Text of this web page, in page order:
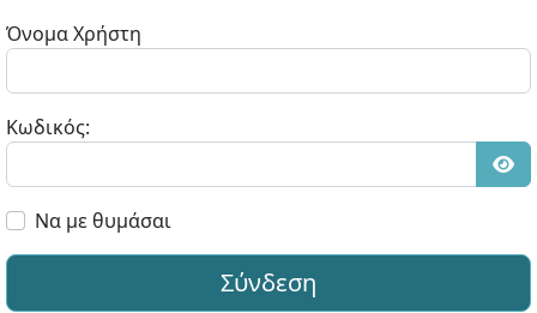
Όνομα Χρήστη
Κωδικός:
Να με θυμάσαι
Σύνδεση